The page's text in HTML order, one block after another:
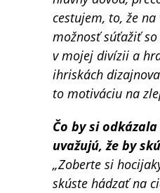
cestujem, to, že
možnosť súťažiť
v mojej divízii a
ihriskách
to motiváciu na
Čo by si
uvažujú, že by
„Zoberte si
skúste hádzať na